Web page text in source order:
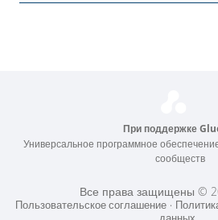
При поддержке
Универсальное программное
сообществ
Все права защищены ©
Пользовательское соглашение